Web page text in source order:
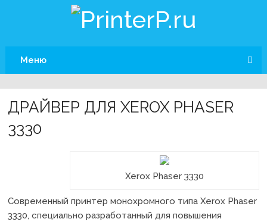
Меню
ДРАЙВЕР ДЛЯ XEROX PHASER
3330
Xerox Phaser 3330
Современный принтер монохромного типа Xerox Phaser
3330, специально разработанный для повышения